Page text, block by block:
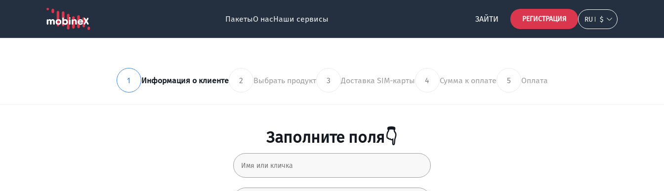
ПакетыО насНаши сервисы ЗАЙТИ РЕГИСТРАЦИЯ RU $
1 Информация о клиенте 2 Выбрать продукт 3 Доставка SIM-карты 4 Сумма к оплате 5 Оплата
Заполните поля👇